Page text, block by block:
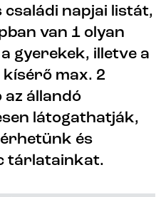
családi napjai listát,
van 1 olyan
gyerekek, illetve a
max. 2
állandó
látogathatják,
és
tárlatainkat.